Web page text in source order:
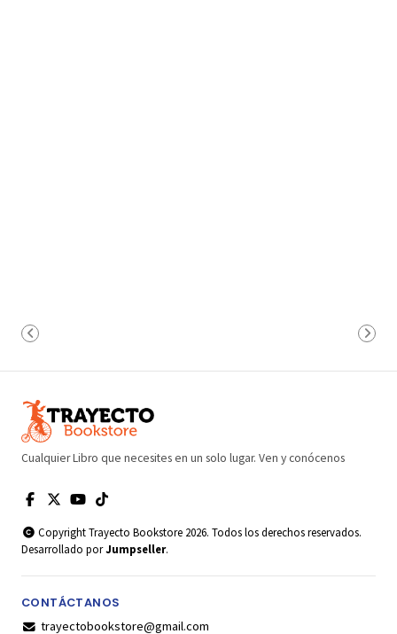
Cualquier Libro que necesites en un solo lugar. Ven y conócenos
Copyright Trayecto Bookstore 2026. Todos los derechos reservados.
Desarrollado porJumpseller.
CONTÁCTANOS
trayectobookstore@gmail.com